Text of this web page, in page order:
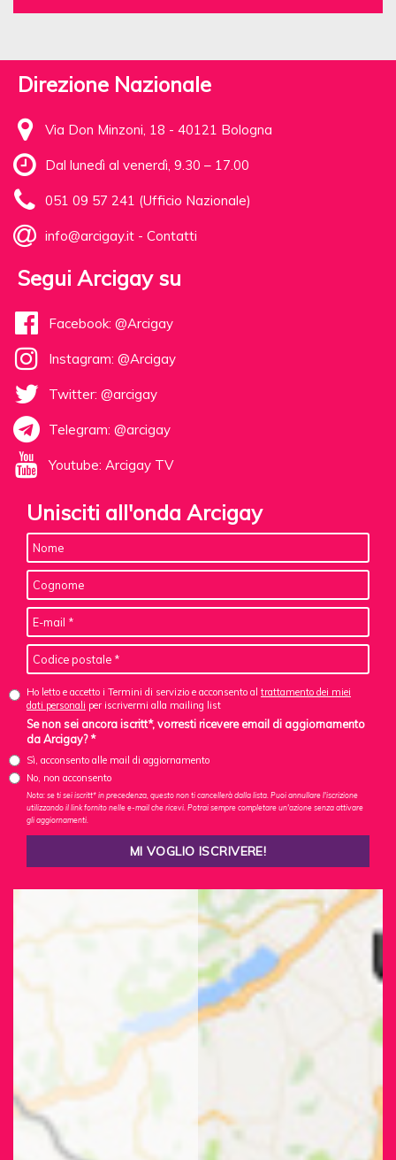
Direzione Nazionale
Via Don Minzoni, 18 - 40121 Bologna
Dal lunedì al venerdì, 9.30 – 17.00
051 09 57 241 (Ufficio Nazionale)
info@arcigay.it - Contatti
Segui Arcigay su
Facebook: @Arcigay
Instagram: @Arcigay
Twitter: @arcigay
Telegram: @arcigay
Youtube: Arcigay TV
Unisciti all'onda Arcigay
Ho letto e accetto i Termini di servizio e acconsento al trattamento dei miei
dati personali per iscrivermi alla mailing list
Se non sei ancora iscritt*, vorresti ricevere email di aggiornamento
da Arcigay? *
Sì, acconsento alle mail di aggiornamento
No, non acconsento
Nota: se ti sei iscritt* in precedenza, questo non ti cancellerà dalla lista. Puoi annullare l'iscrizione
utilizzando il link fornito nelle e-mail che ricevi. Potrai sempre completare un'azione senza attivare
gli aggiornamenti.